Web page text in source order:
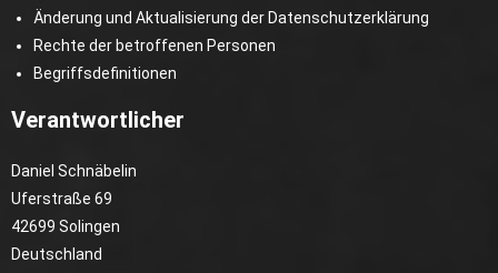
Änderung und Aktualisierung der Datenschutzerklärung
Rechte der betroffenen Personen
Begriffsdefinitionen
Verantwortlicher
Daniel Schnäbelin
Uferstraße 69
42699 Solingen
Deutschland